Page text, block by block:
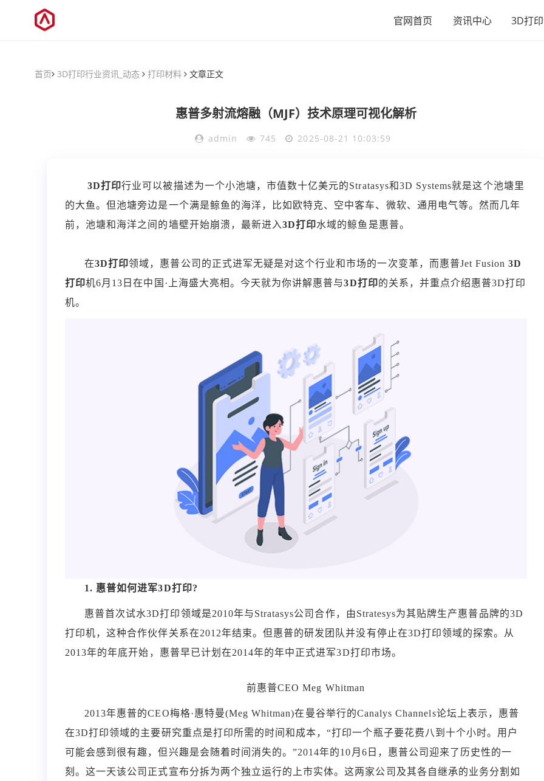
官网首页 资讯中心 3D打
首页 3D打印行业资讯_动态 打印材料 文章正文
惠普多射流熔融（MJF）技术原理可视化解析
admin 745 2025-08-21 10:03:59
3D打印行业可以被描述为一个小池塘，市值数十亿美元的Stratasys和3D Systems就是这个池塘里
的大鱼。但池塘旁边是一个满是鲸鱼的海洋，比如欧特克、空中客车、微软、通用电气等。然而几年
前，池塘和海洋之间的墙壁开始崩溃，最新进入3D打印水域的鲸鱼是惠普。
在3D打印领域，惠普公司的正式进军无疑是对这个行业和市场的一次变革，而惠普Jet Fusion3D
打印机6月13日在中国·上海盛大亮相。今天就为你讲解惠普与3D打印的关系，并重点介绍惠普3D打印
机。
1. 惠普如何进军3D打印?
惠普首次试水3D打印领域是2010年与Stratasys公司合作，由Stratesys为其贴牌生产惠普品牌的3D
打印机，这种合作伙伴关系在2012年结束。但惠普的研发团队并没有停止在3D打印领域的探索。从
2013年的年底开始，惠普早已计划在2014年的年中正式进军3D打印市场。
前惠普CEO Meg Whitman
2013年惠普的CEO梅格·惠特曼(Meg Whitman)在曼谷举行的Canalys Channels论坛上表示，惠普
在3D打印领域的主要研究重点是打印所需的时间和成本，“打印一个瓶子要花费八到十个小时。用户
可能会感到很有趣，但兴趣是会随着时间消失的。”2014年的10月6日，惠普公司迎来了历史性的一
刻。这一天该公司正式宣布分拆为两个独立运行的上市实体。这两家公司及其各自继承的业务分割如